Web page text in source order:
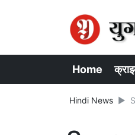
Home
Hindi News